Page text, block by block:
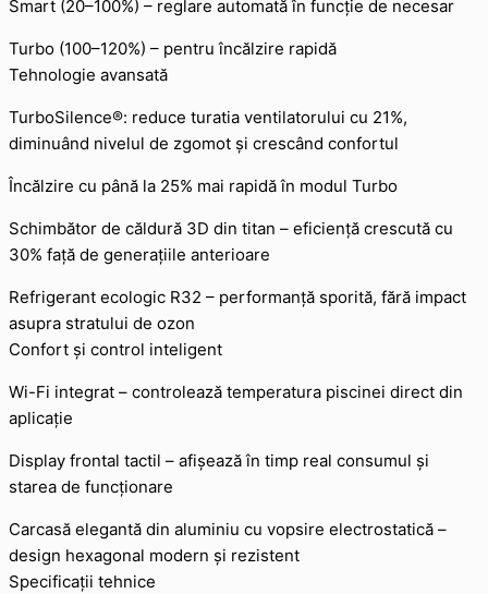
Smart (20–100%) – reglare automată în funcție de necesar
Turbo (100–120%) – pentru încălzire rapidă
Tehnologie avansată
TurboSilence®: reduce turatia ventilatorului cu 21%,
diminuând nivelul de zgomot și crescând confortul
Încălzire cu până la 25% mai rapidă în modul Turbo
Schimbător de căldură 3D din titan – eficiență crescută cu
30% față de generațiile anterioare
Refrigerant ecologic R32 – performanță sporită, fără impact
asupra stratului de ozon
Confort și control inteligent
Wi-Fi integrat – controlează temperatura piscinei direct din
aplicație
Display frontal tactil – afișează în timp real consumul și
starea de funcționare
Carcasă elegantă din aluminiu cu vopsire electrostatică –
design hexagonal modern și rezistent
Specificații tehnice